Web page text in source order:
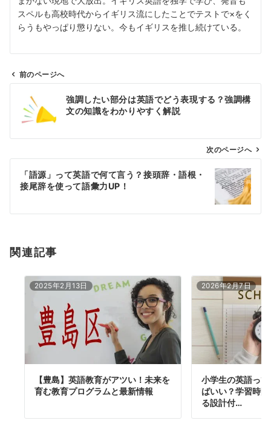
スペルも高校時代からイギリス流にしたことでテストで×をく
らうもやっぱり懲りない。今もイギリスを推し続けている。
ン
前のページへ
強調したい部分は英語でどう表現する？強調構
文の知識をわかりやすく解説
次のページへ
「語源」って英語で何て言う？接頭辞・語根・
接尾辞を使って語彙力UP！
関連記事
2025年2月13日
【豊島】英語教育がアツい！未来を
育む教育プログラムと最新情報
2026年2月7日
小学生の英語っ
ばいい？学習時
る設計付…